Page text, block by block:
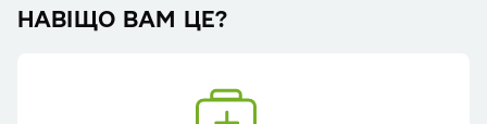
НАВІЩО ВАМ ЦЕ?